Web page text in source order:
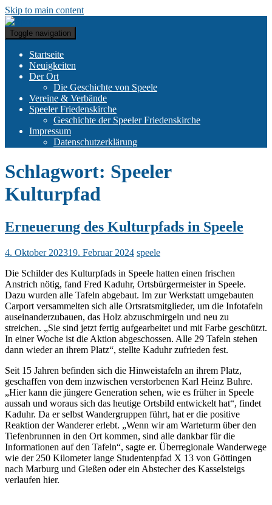
Skip to main content
Toggle navigation
Startseite
Neuigkeiten
Der Ort
Die Geschichte von Speele
Vereine & Verbände
Speeler Friedenskirche
Geschichte der Speeler Friedenskirche
Impressum
Datenschutzerklärung
Schlagwort: Speeler
Kulturpfad
Erneuerung des Kulturpfads in Speele
4. Oktober 202319. Februar 2024 speele
Die Schilder des Kulturpfads in Speele hatten einen frischen
Anstrich nötig, fand Fred Kaduhr, Ortsbürgermeister in Speele.
Dazu wurden alle Tafeln abgebaut. Im zur Werkstatt umgebauten
Carport versammelten sich alle Ortsratsmitglieder, um die Infotafeln
auseinanderzubauen, das Holz abzuschmirgeln und neu zu
streichen. „Sie sind jetzt fertig aufgearbeitet und mit Farbe geschützt.
In einer Woche ist die Aktion abgeschossen. Alle 29 Tafeln stehen
dann wieder an ihrem Platz“, stellte Kaduhr zufrieden fest.
Seit 15 Jahren befinden sich die Hinweistafeln an ihrem Platz,
geschaffen von dem inzwischen verstorbenen Karl Heinz Buhre.
„Hier kann die jüngere Generation sehen, wie es früher in Speele
aussah und woraus sich das heutige Ortsbild entwickelt hat“, findet
Kaduhr. Da er selbst Wandergruppen führt, hat er die positive
Reaktion der Wanderer erlebt. „Wenn wir am Warteturm über den
Tiefenbrunnen in den Ort kommen, sind alle dankbar für die
Informationen auf den Tafeln“, sagte er. Überregionale Wanderwege
wie der 250 Kilometer lange Studentenpfad X 13 von Göttingen
nach Marburg und Gießen oder ein Abstecher des Kasselsteigs
verlaufen hier.